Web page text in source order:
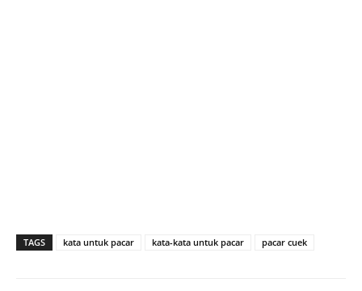
TAGS kata untuk pacar kata-kata untuk pacar pacar cuek